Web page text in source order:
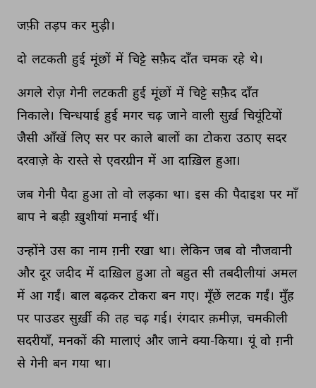
जफ़ी तड़प कर मुड़ी।
दो लटकती हुई मूंछों में चिट्टे सफ़ैद दाँत चमक रहे थे।
अगले रोज़ गेनी लटकती हुई मूंछों में चिट्टे सफ़ैद दाँत
निकाले। चिन्धयाई हुई मगर चढ़ जाने वाली सुर्ख़ चियूंटियों
जैसी आँखें लिए सर पर काले बालों का टोकरा उठाए सदर
दरवाज़े के रास्ते से एवरग्रीन में आ दाख़िल हुआ।
जब गेनी पैदा हुआ तो वो लड़का था। इस की पैदाइश पर माँ
बाप ने बड़ी ख़ुशीयां मनाई थीं।
उन्होंने उस का नाम ग़नी रखा था। लेकिन जब वो नौजवानी
और दूर जदीद में दाख़िल हुआ तो बहुत सी तबदीलीयां अमल
में आ गईं। बाल बढ़कर टोकरा बन गए। मूँछें लटक गईं। मुँह
पर पाउडर सुर्ख़ी की तह चढ़ गई। रंगदार क़मीज़, चमकीली
सदरीयाँ, मनकों की मालाएं और जाने क्या-किया। यूं वो ग़नी
से गेनी बन गया था।